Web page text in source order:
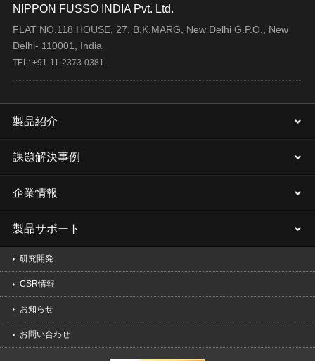
NIPPON FUSSO INDIA Pvt. Ltd.
FLAT NO.118 HOUSE, 27, B.K.MARG, New Delhi G.P.O., New
Delhi- 110001, India
TEL: +91-11-2373-0381
製品紹介
課題解決事例
企業情報
製品サポート
研究開発
CSR情報
お知らせ
お問い合わせ